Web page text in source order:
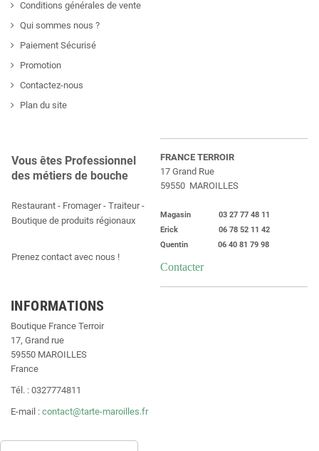
Conditions générales de vente
Qui sommes nous ?
Paiement Sécurisé
Promotion
Contactez-nous
Plan du site
Vous êtes Professionnel
des métiers de bouche
Restaurant - Fromager - Traiteur -
Boutique de produits régionaux
Prenez contact avec nous !
FRANCE TERROIR
17 Grand Rue
59550 MAROILLES
Magasin 03 27 77 48 11
Erick 06 78 52 11 42
Quentin 06 40 81 79 98
Contacter
INFORMATIONS
Boutique France Terroir
17, Grand rue
59550 MAROILLES
France
Tél. : 0327774811
E-mail : contact@tarte-maroilles.fr